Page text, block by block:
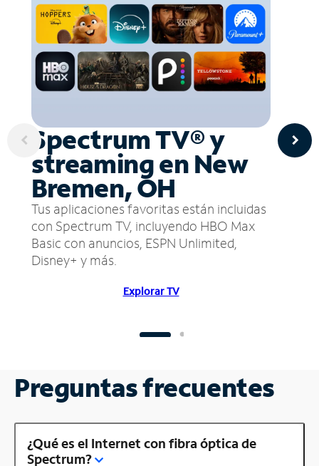
Spectrum TV® y
streaming en New
Bremen, OH
Tus aplicaciones favoritas están incluidas
con Spectrum TV, incluyendo HBO Max
Basic con anuncios, ESPN Unlimited,
Disney+ y más.
Explorar TV
Preguntas frecuentes
¿Qué es el Internet con fibra óptica de
Spectrum?